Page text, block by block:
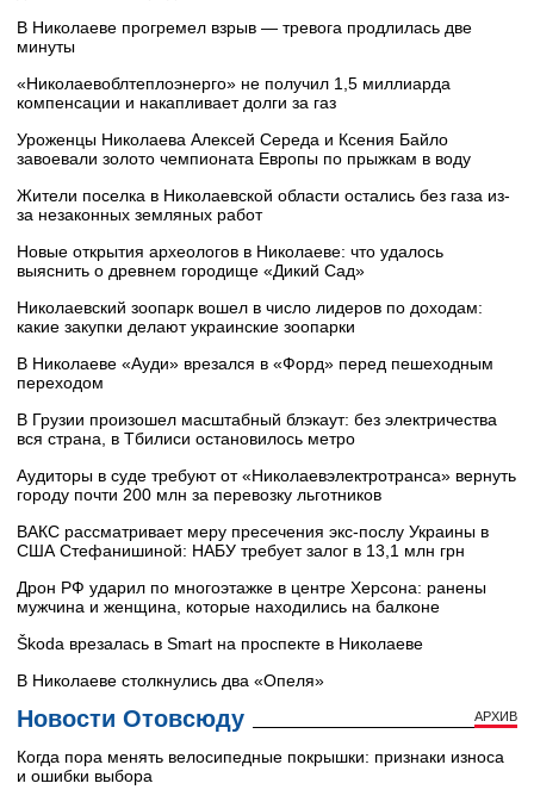
В Николаеве прогремел взрыв — тревога продлилась две
минуты
«Николаевоблтеплоэнерго» не получил 1,5 миллиарда
компенсации и накапливает долги за газ
Уроженцы Николаева Алексей Середа и Ксения Байло
завоевали золото чемпионата Европы по прыжкам в воду
Жители поселка в Николаевской области остались без газа из-
за незаконных земляных работ
Новые открытия археологов в Николаеве: что удалось
выяснить о древнем городище «Дикий Сад»
Николаевский зоопарк вошел в число лидеров по доходам:
какие закупки делают украинские зоопарки
В Николаеве «Ауди» врезался в «Форд» перед пешеходным
переходом
В Грузии произошел масштабный блэкаут: без электричества
вся страна, в Тбилиси остановилось метро
Аудиторы в суде требуют от «Николаевэлектротранса» вернуть
городу почти 200 млн за перевозку льготников
ВАКС рассматривает меру пресечения экс-послу Украины в
США Стефанишиной: НАБУ требует залог в 13,1 млн грн
Дрон РФ ударил по многоэтажке в центре Херсона: ранены
мужчина и женщина, которые находились на балконе
Škoda врезалась в Smart на проспекте в Николаеве
В Николаеве столкнулись два «Опеля»
Новости Отовсюду АРХИВ
Когда пора менять велосипедные покрышки: признаки износа
и ошибки выбора